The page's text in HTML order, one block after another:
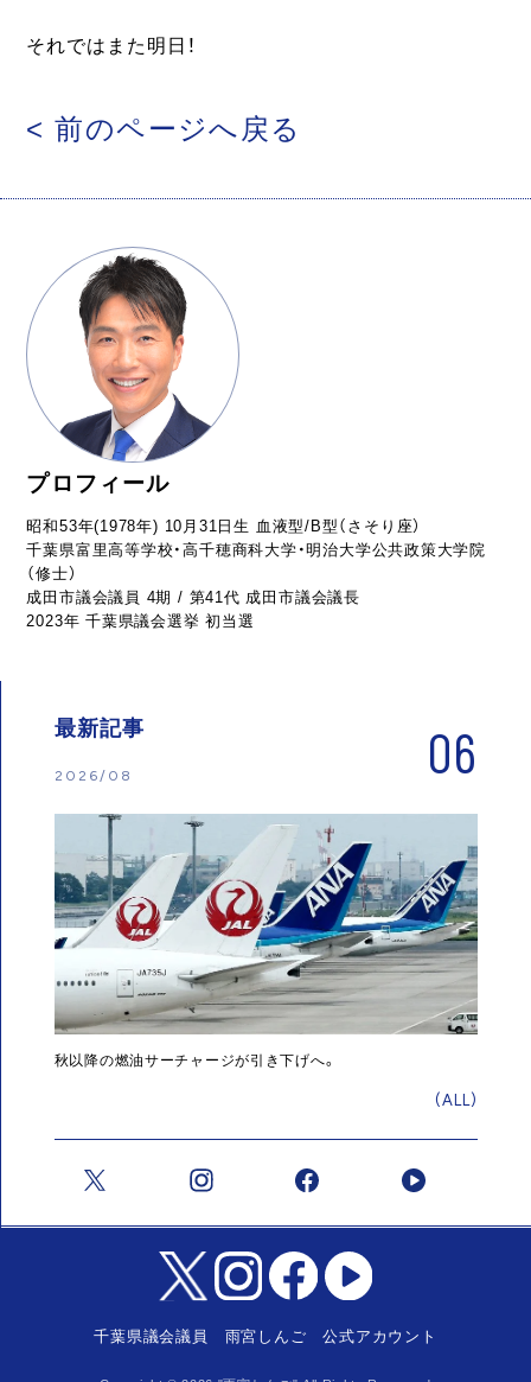
それではまた明日！
< 前のページへ戻る
プロフィール
昭和53年(1978年) 10月31日生 血液型/B型（さそり座）
千葉県富里高等学校・高千穂商科大学・明治大学公共政策大学院
（修士）
成田市議会議員 4期 / 第41代 成田市議会議長
2023年 千葉県議会選挙 初当選
最新記事
2026/08 06
秋以降の燃油サーチャージが引き下げへ。
(ALL)
千葉県議会議員 雨宮しんご 公式アカウント